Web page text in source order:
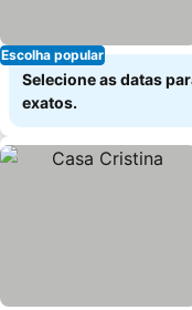
Escolha popular
Selecione as datas
exatos.